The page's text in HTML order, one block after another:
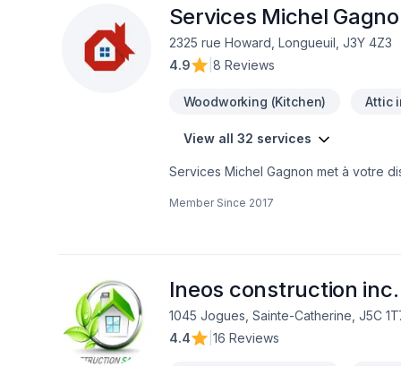
Services Michel
2325 rue Howard, Longueuil, J3Y 4Z3
4.9
8 Reviews
Woodworking (Kitchen) Attic
View all 32 services
Services Michel Gagnon met à votre
Peinture, Plancher, Porte de garage,
Member Since 2017
Ineos construction inc.
1045 Jogues, Sainte-Catherine, J5C
4.4
16 Reviews